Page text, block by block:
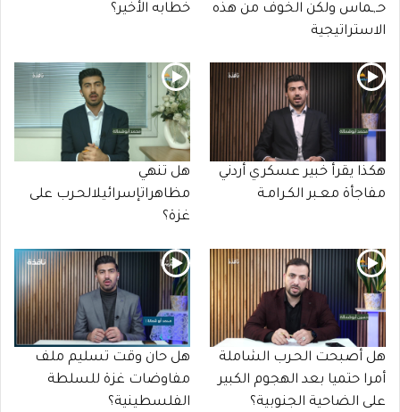
حـ,ـماس ولكن الخوف من هذه
الاستراتيجية
خطابه الأخير؟
هكذا يقرأ خبير عسكري أردني
مفاجأة معـبر الكـرامـة
هل تنهي
مظاهراتإسرائيلالحـرب على
غزة؟
هل أصبحت الحـرب الشاملة
أمرا حتميا بعد الهجوم الكبير
على الضاحية الجنوبية؟
هل حان وقت تسليم ملف
مفاوضات غزة للسلطة
الفلسطينية؟